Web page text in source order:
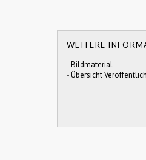
WEITERE
-Bildmaterial
-Übersicht